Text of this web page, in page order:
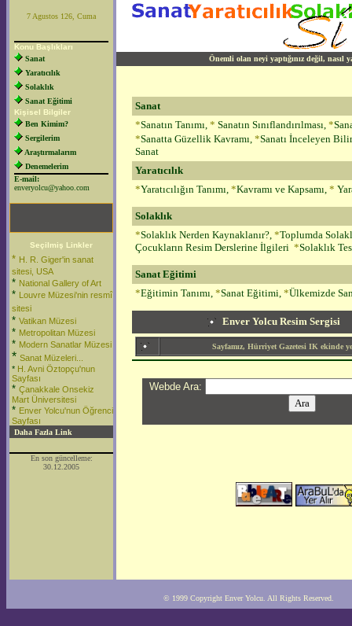
7 Agustos 126, Cuma
Konu Başlıkları
Sanat
Yaratıcılık
Solaklık
Sanat Eğitimi
Kişisel Bilgiler
Ben Kimim?
Sergilerim
Araştırmalarım
Denemelerim
E-mail:
enveryolcu@yahoo.com
Seçilmiş Linkler
* H. R. Giger'in sanat
sitesi, USA
* National Gallery of Art
* Louvre Müzesi'nin resmî
sitesi
* Vatikan Müzesi
* Metropolitan Müzesi
* Modern Sanatlar Müzesi
* Sanat Müzeleri...
* H. Avni Öztopçu'nun
Sayfası
* Çanakkale Onsekiz
Mart Üniversitesi
* Enver Yolcu'nun Öğrenci
Sayfası
Daha Fazla Link
En son güncelleme:
30.12.2005
Önemli olan neyi yaptığınız değil, nasıl
Sanat
*Sanatın Tanımı, * Sanatın Sınıflandırılması, *
*Sanatta Güzellik Kavramı, *Sanatı İnceleyen
Sanat
Yaratıcılık
*Yaratıcılığın Tanımı, *Kavramı ve Kapsamı, *
Solaklık
*Solaklık Nerden Kaynaklanır?, *Toplumda
Çocukların Resim Derslerine İlgileri *Solaklık
Sanat Eğitimi
*Eğitimin Tanımı, *Sanat Eğitimi, *Ülkemizde
Enver Yolcu Resim Sergisi
Sayfamız, Hürriyet Gazetesi IK ekinde
Webde Ara:
© 1999 Copyright Enver Yolcu. All Rights Reserved.